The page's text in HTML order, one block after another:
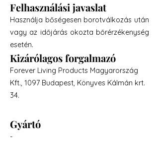
Felhasználási javaslat
Használja bőségesen borotválkozás után
vagy az időjárás okozta bőrérzékenység
esetén.
Kizárólagos forgalmazó
Forever Living Products Magyarország
Kft., 1097 Budapest, Könyves Kálmán krt.
34.
Gyártó
-